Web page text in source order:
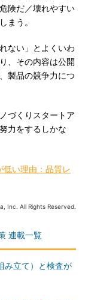
険だ／壊れやすい
まう。
ない」とよくいわ
、その内容は公開
製品の競争力につ
づくりスタートア
力をするしかな
低い理由：品質レ
Inc. All Rights Reserved.
連載一覧
み立て）と検査が